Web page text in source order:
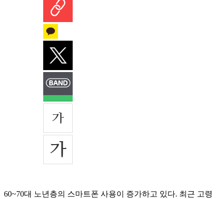
60~70대 노년층의 스마트폰 사용이 증가하고 있다. 최근 고령